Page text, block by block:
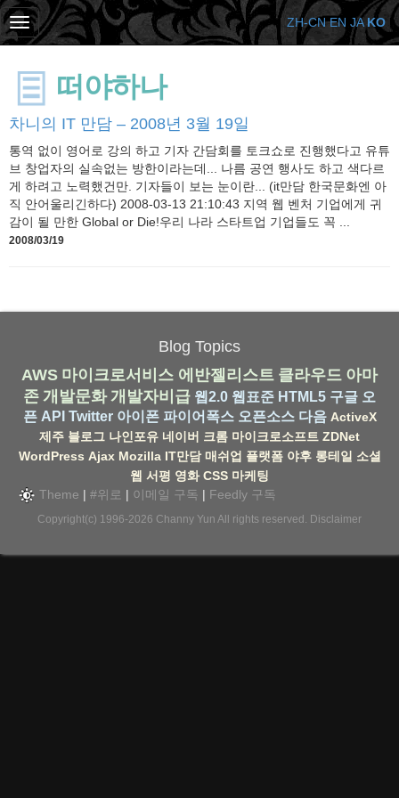
떠야하나
차니의 IT 만담 – 2008년 3월 19일
통역 없이 영어로 강의 하고 기자 간담회를 토크쇼로 진행했다고 유튜
브 창업자의 실속없는 방한이라는데... 나름 공연 행사도 하고 색다르
게 하려고 노력했건만. 기자들이 보는 눈이란... (it만담 한국문화엔 아
직 안어울리긴하다) 2008-03-13 21:10:43 지역 웹 벤처 기업에게 귀
감이 될 만한 Global or Die!우리 나라 스타트업 기업들도 꼭 ...
2008/03/19
Blog Topics
AWS 마이크로서비스 에반젤리스트 클라우드 아마
존 개발문화 개발자비급 웹2.0 웹표준 HTML5 구글 오
픈 API Twitter 아이폰 파이어폭스 오픈소스 다음 ActiveX
제주 블로그 나인포유 네이버 크롬 마이크로소프트 ZDNet
WordPress Ajax Mozilla IT만담 매쉬업 플랫폼 야후 롱테일 소셜
웹 서평 영화 CSS 마케팅
Theme | #위로 | 이메일 구독 | Feedly 구독
Copyright(c) 1996-2026 Channy Yun All rights reserved. Disclaimer
ZH-CN EN JA KO